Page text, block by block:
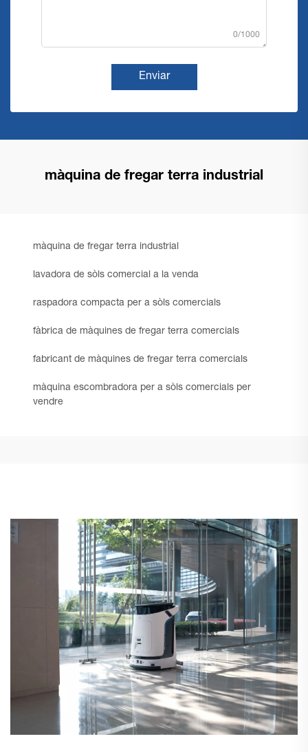
0/1000
Enviar
màquina de fregar terra industrial
màquina de fregar terra industrial
lavadora de sòls comercial a la venda
raspadora compacta per a sòls comercials
fàbrica de màquines de fregar terra comercials
fabricant de màquines de fregar terra comercials
màquina escombradora per a sòls comercials per
vendre